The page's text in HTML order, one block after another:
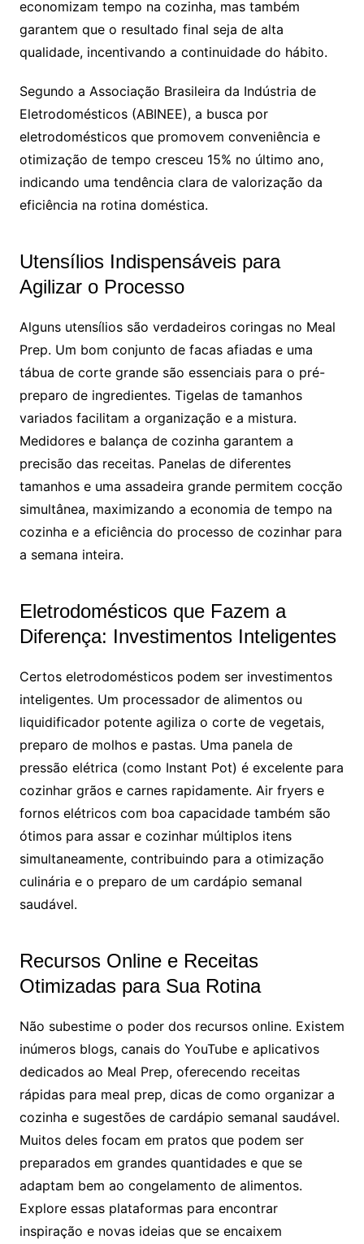
economizam tempo na cozinha, mas também
garantem que o resultado final seja de alta
qualidade, incentivando a continuidade do hábito.
Segundo a Associação Brasileira da Indústria de
Eletrodomésticos (ABINEE), a busca por
eletrodomésticos que promovem conveniência e
otimização de tempo cresceu 15% no último ano,
indicando uma tendência clara de valorização da
eficiência na rotina doméstica.
Utensílios Indispensáveis para
Agilizar o Processo
Alguns utensílios são verdadeiros coringas no Meal
Prep. Um bom conjunto de facas afiadas e uma
tábua de corte grande são essenciais para o pré-
preparo de ingredientes. Tigelas de tamanhos
variados facilitam a organização e a mistura.
Medidores e balança de cozinha garantem a
precisão das receitas. Panelas de diferentes
tamanhos e uma assadeira grande permitem cocção
simultânea, maximizando a economia de tempo na
cozinha e a eficiência do processo de cozinhar para
a semana inteira.
Eletrodomésticos que Fazem a
Diferença: Investimentos Inteligentes
Certos eletrodomésticos podem ser investimentos
inteligentes. Um processador de alimentos ou
liquidificador potente agiliza o corte de vegetais,
preparo de molhos e pastas. Uma panela de
pressão elétrica (como Instant Pot) é excelente para
cozinhar grãos e carnes rapidamente. Air fryers e
fornos elétricos com boa capacidade também são
ótimos para assar e cozinhar múltiplos itens
simultaneamente, contribuindo para a otimização
culinária e o preparo de um cardápio semanal
saudável.
Recursos Online e Receitas
Otimizadas para Sua Rotina
Não subestime o poder dos recursos online. Existem
inúmeros blogs, canais do YouTube e aplicativos
dedicados ao Meal Prep, oferecendo receitas
rápidas para meal prep, dicas de como organizar a
cozinha e sugestões de cardápio semanal saudável.
Muitos deles focam em pratos que podem ser
preparados em grandes quantidades e que se
adaptam bem ao congelamento de alimentos.
Explore essas plataformas para encontrar
inspiração e novas ideias que se encaixem